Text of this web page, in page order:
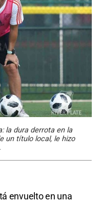
la dura derrota en la
un título local, le hizo
envuelto en una